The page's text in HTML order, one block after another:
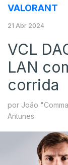
VALORANT
21 Abr 2024
VCL
LAN
corrida
por João
Antunes